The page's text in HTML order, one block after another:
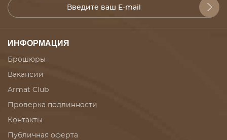
ИНФОРМАЦИЯ
Брошюры
Вакансии
Armat Club
Проверка подлинности
Контакты
Публичная оферта